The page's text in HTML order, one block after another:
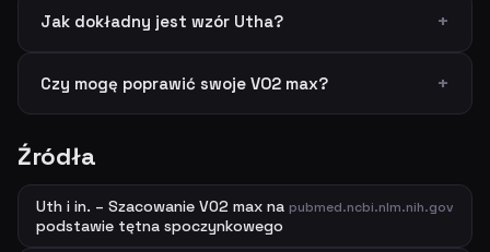
Jak dokładny jest wzór Utha?
Czy mogę poprawić swoje VO2 max?
Źródła
Uth i in. – Szacowanie VO2 max na
podstawie tętna spoczynkowego
pubmed.ncbi.nlm.nih.gov